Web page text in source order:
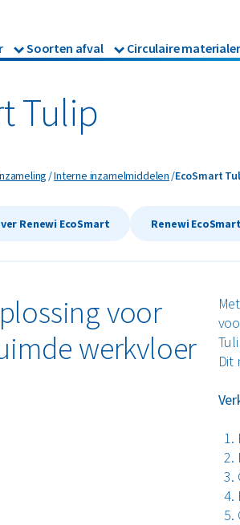
Afzetcontainers
Ondergrondse containers
Swill tank
Interne inzamelmiddelen
Soorten afval
Groen- en
Grofvuil
Circulaire
Tulip
Interne inzamelmiddelen EcoSmart
EcoSmart
Renewi EcoSmart Renewi
voor
werkvloer
Dit